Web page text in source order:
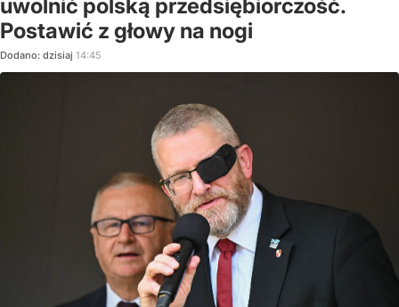
uwolnić polską przedsiębiorczość.
Postawić z głowy na nogi
Dodano: dzisiaj 14:45